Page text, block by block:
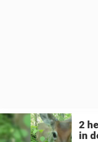
2
in